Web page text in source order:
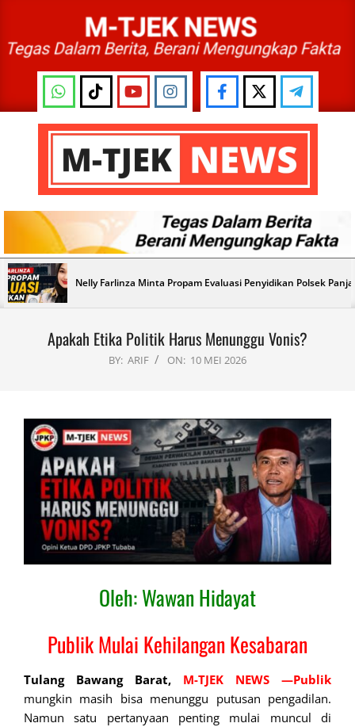
content
M-
TJEK
NEWS
Primary
Navigation
Menu
Nelly Farlinza Minta Propam Evaluasi Penyidikan Polsek
Apakah Etika Politik Harus Menunggu Vonis?
BY: ARIF ON: 10 MEI 2026
Oleh: Wawan Hidayat
Publik Mulai Kehilangan Kesabaran
Tulang Bawang Barat, M-TJEK NEWS —Publik
mungkin masih bisa menunggu putusan pengadilan.
Namun satu pertanyaan penting mulai muncul di